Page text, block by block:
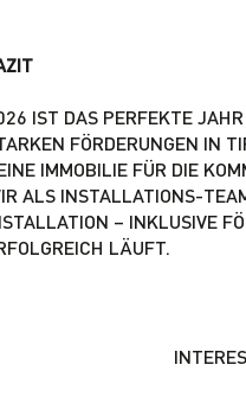
IST DAS PERFEKTE
FÖRDERUNGEN IN
IMMOBILIE FÜR DIE
ALS INSTALLATIONS-
– INKLUSIVE
LÄUFT.